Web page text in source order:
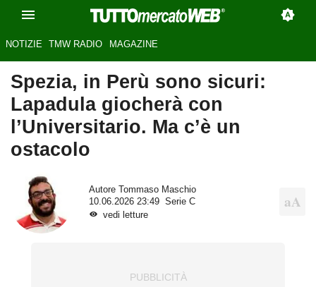
NOTIZIE TMW RADIO MAGAZINE
Spezia, in Perù sono sicuri:
Lapadula giocherà con
l’Universitario. Ma c’è un
ostacolo
Autore
Tommaso Maschio
10.06.2026 23:49
Serie C
vedi letture